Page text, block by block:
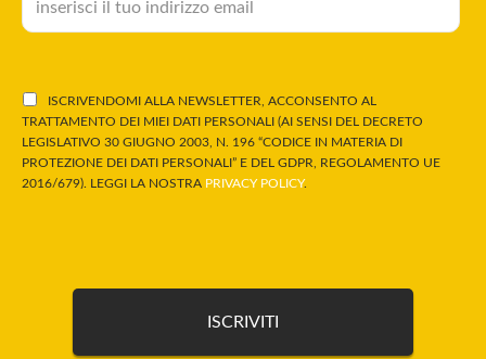
ISCRIVENDOMI ALLA NEWSLETTER, ACCONSENTO AL
TRATTAMENTO DEI MIEI DATI PERSONALI (AI SENSI DEL DECRETO
LEGISLATIVO 30 GIUGNO 2003, N. 196 “CODICE IN MATERIA DI
PROTEZIONE DEI DATI PERSONALI” E DEL GDPR, REGOLAMENTO UE
2016/679). LEGGI LA NOSTRA PRIVACY POLICY.